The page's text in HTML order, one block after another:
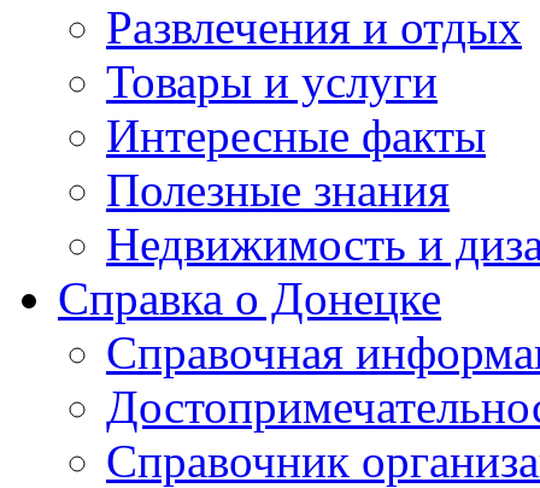
Развлечения и отдых
Товары и услуги
Интересные факты
Полезные знания
Недвижимость и
Справка о Донецке
Справочная
Справочник